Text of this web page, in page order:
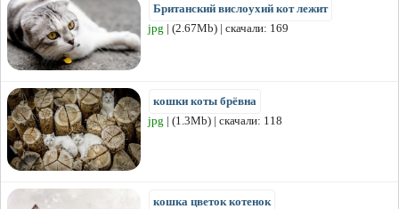
Британский вислоухий кот лежит
jpg | (2.67Mb) | скачали: 169
кошки коты брёвна
jpg | (1.3Mb) | скачали: 118
кошка цветок котенок